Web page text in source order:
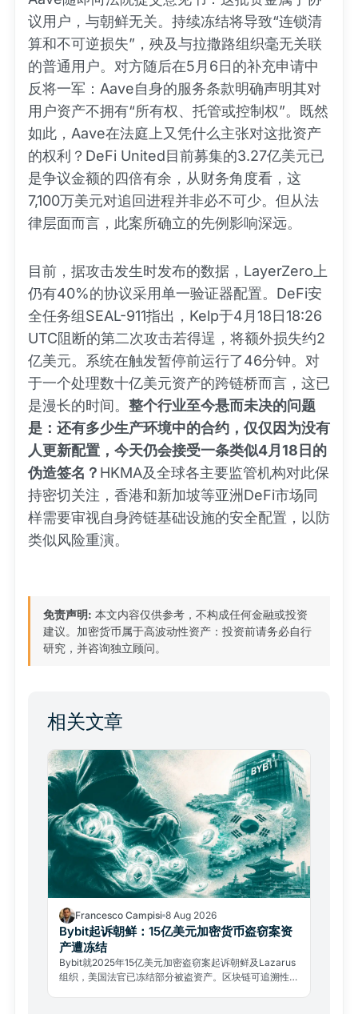
议用户，与朝鲜无关。持续冻结将导致“连锁清
算和不可逆损失”，殃及与拉撒路组织毫无关联
的普通用户。对方随后在5月6日的补充申请中
反将一军：Aave自身的服务条款明确声明其对
用户资产不拥有“所有权、托管或控制权”。既然
如此，Aave在法庭上又凭什么主张对这批资产
的权利？DeFi United目前募集的3.27亿美元已
是争议金额的四倍有余，从财务角度看，这
7,100万美元对追回进程并非必不可少。但从法
律层面而言，此案所确立的先例影响深远。
目前，据攻击发生时发布的数据，LayerZero上
仍有40%的协议采用单一验证器配置。DeFi安
全任务组SEAL-911指出，Kelp于4月18日18:26
UTC阻断的第二次攻击若得逞，将额外损失约2
亿美元。系统在触发暂停前运行了46分钟。对
于一个处理数十亿美元资产的跨链桥而言，这已
是漫长的时间。 整个行业至今悬而未决的问题
是：还有多少生产环境中的合约，仅仅因为没有
人更新配置，今天仍会接受一条类似4月18日的
伪造签名？ HKMA及全球各主要监管机构对此保
持密切关注，香港和新加坡等亚洲DeFi市场同
样需要审视自身跨链基础设施的安全配置，以防
类似风险重演。
免责声明: 本文内容仅供参考，不构成任何金融或投资
建议。加密货币属于高波动性资产：投资前请务必自行
研究，并咨询独立顾问。
相关文章
Francesco Campisi 8 Aug 2026
Bybit起诉朝鲜：15亿美元加密货币盗窃案资
产遭冻结
Bybit就2025年15亿美元加密盗窃案起诉朝鲜及Lazarus
组织，美国法官已冻结部分被盗资产。区块链可追溯性正